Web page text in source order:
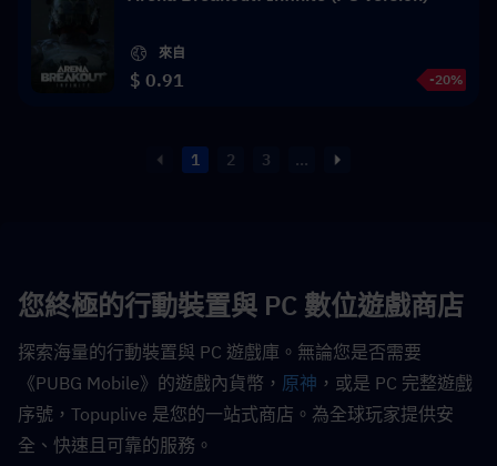
來自
$ 0.91 -20%
1 2 3 ...
您終極的行動裝置與 PC 數位遊戲商店
探索海量的行動裝置與 PC 遊戲庫。無論您是否需要
《PUBG Mobile》的遊戲內貨幣， 原神 ，或是 PC 完整遊戲
序號，Topuplive 是您的一站式商店。為全球玩家提供安
全、快速且可靠的服務。